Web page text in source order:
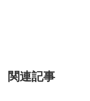
関連記事